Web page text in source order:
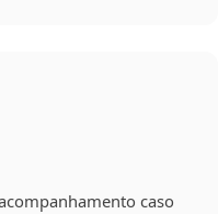
caso